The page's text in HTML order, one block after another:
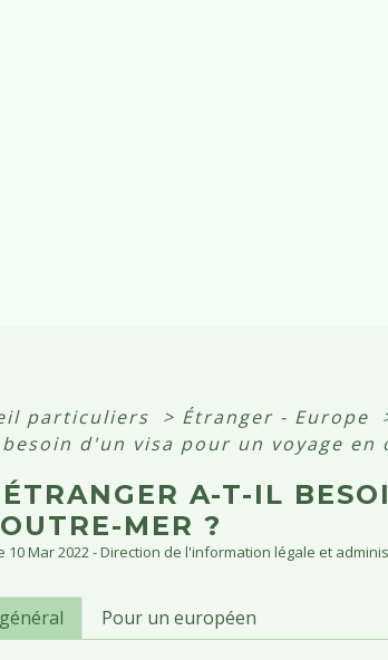
particuliers > Étranger - Europe
d'un visa pour un voyage en
A-T-IL
MER ?
10 Mar 2022 - Direction de l'information légale et
Pour un européen